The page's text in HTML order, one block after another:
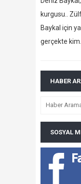
kurgusu..
Baykal için
gerçekte
HABER
SOSYAL